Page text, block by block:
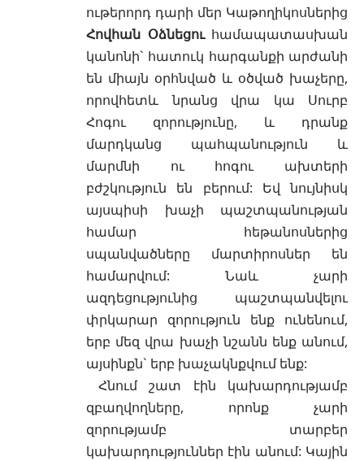
ութերորդ դարի մեր Կաթողիկոսներից
Հովհան Օձնեցուհամապատասխան
կանոնի` հատուկ հարգանքի արժանի
են միայն օրհնված և օծված խաչերը,
որովհետև նրանց վրա կա Սուրբ
Հոգուզորությունը, և դրանք
մարդկանց պահպանություն և
մարմնի ու հոգու ախտերի
բժշկություն են բերում: Եվ նույնիսկ
այսպիսի խաչի պաշտպանության
համար հեթանոսներից
սպանվածները մարտիրոսներ են
համարվում: Նաև չարի
ազդեցությունից պաշտպանվելու
փրկարար զորություն ենք ունենում,
երբ մեզ վրա խաչի նշանն ենք անում,
այսինքն` երբ խաչակնքվումենք:
Հնում շատ էին կախարդությամբ
զբաղվողները, որոնք չարի
զորությամբ տարբեր
կախարդություններ էին անում: Կային